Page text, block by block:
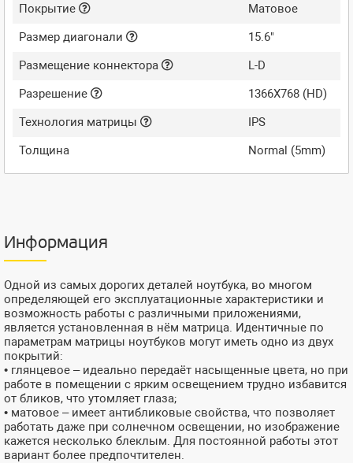
Покрытие
Матовое
Размер диагонали
15.6"
Размещение коннектора
L-D
Разрешение
1366X768 (HD)
Технология матрицы
IPS
Толщина
Normal (5mm)
Информация
Одной из самых дорогих деталей ноутбука, во многом
определяющей его эксплуатационные характеристики и
возможность работы с различными приложениями,
является установленная в нём матрица. Идентичные по
параметрам матрицы ноутбуков могут иметь одно из двух
покрытий:
• глянцевое – идеально передаёт насыщенные цвета, но при
работе в помещении с ярким освещением трудно избавится
от бликов, что утомляет глаза;
• матовое – имеет антибликовые свойства, что позволяет
работать даже при солнечном освещении, но изображение
кажется несколько блеклым. Для постоянной работы этот
вариант более предпочтителен.